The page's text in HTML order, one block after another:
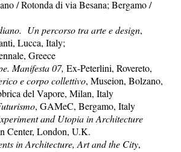
/ Rotonda di via Besana; Bergamo /
Un percorso tra arte e design,
Lucca, Italy;
Greece
Manifesta 07, Ex-Peterlini, Rovereto,
e corpo collettivo, Museion, Bolzano,
del Vapore, Milan, Italy
, GAMeC, Bergamo, Italy
and Utopia in Architecture
Center, London, U.K.
in Architecture, Art and the City,